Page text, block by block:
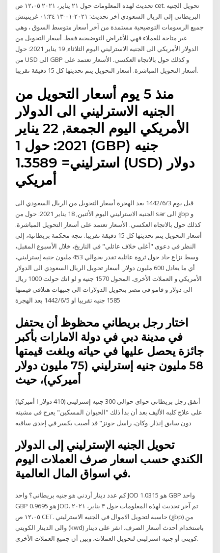
تحديث لهذه المعلومات حول ٢١ يناير، ٢٠٢١ ١٢،٠٥ ص cet. تحويل الجنيه
البريطاني إلى الريال السعودي آخر تحديث: ٢٠٢١-٠١-١٣ ٠١:٣٤ غرينيتش
جميع الرسومات التوضيحية مستمدة من آخر أسعار متوسط السوق ، وهي
غير متاحة للعملاء فهي للأغراض التوضيحية فقط. أسعار التحويل من
الدولار الأمريكي الى الجنيه الاسترليني اليوم الثلاثاء, 19 يناير 2021: حول
من USD الى GBP و كذلك حول بالاتجاه العكسي. الأسعار تعتمد على
أسعار التحويل المباشرة. أسعار التحويل يتم تحديثها كل 15 دقيقة تقريبا.
منذ 5 يوم أسعار التحويل من
الجنيه الاسترليني الى الدولار
الأمريكي اليوم الجمعة, 22 يناير
2021: حول 1 (GBP) جنيه
استرليني= 1.3589 (USD) دولار
أمريكي
قبل يوم 3‏‏/6‏‏/1442 بعد الهجرة أسعار التحويل من الريال السعودي الى
الجنيه الاسترليني اليوم الأثنين, 18 يناير 2021: حول من sar الى gbp و
كذلك حول بالاتجاه العكسي. الأسعار تعتمد على أسعار التحويل المباشرة.
أسعار التحويل يتم تحديثها كل 15 دقيقة تقريبا. تتجه محكمة بريطانية، إلى
النظر في دعوى "أغلى خلاف عائلي" في التاريخ، خلال الأسبوع المقبل،
وسط نزاع حاد حول ثروة عائلية تقدر بحوالي 453 مليون جنيه إسترليني،
أي ما يعادل 600 مليون دولار. أسعار تحويل الريال السعودي الى الدولار
الأمريكي و العملات الأخرى. المحول 1570 جنيه و لو انك حولت 1000 ريال
الى دولار و قامو في مصر بتحويل الدولارات الى جنيهات هتلاقي قيمتها
1585 جنيه تقريبا او 5‏‏/6‏‏/1442 بعد الهجرة
اختار رجل بريطاني محظوظ أن يحتفل
في مدينة دبي في دولة الامارات بأكبر
جائزة يحصل عليها في حياته وبلغت قيمتها
58 مليون جنيه إسترليني (75 مليون دولار
أميركي)، حيث
أنفق رجل بريطاني حواي حوالي 300 جنيه إسترليني (410 دولار ا أميركيا)
على علاج كلبه الأليف بعد أن بدأ ذلك "الحيوان المسكين" يعرج في مشيته
دون سابق إنذار. وكان، راسل جونز" قد أصيب بكسر في إحدى ساقيه
تحويل الجنيه الإسترليني إلى الدولار
الكندي حسب اسعار صرف العملات اليوم
في اسواق المال العالمية.
كم عدد دينار أردني هو جنيه بريطاني؟ واحد JOD هو 1.0315 GBP واحد
GBP هو 0.9695 JOD. تم آخر تحديث لهذه المعلومات حول ٣ يناير، ٢٠٢١
١٢،٠٥ ص CET. حاسبة لتحويل الاموال في الجنيه الاسترليني (gbp) من
والى الدينار الكويتي (kwd) باستخدام أحدث أسعار الصرف. انقر على دينار
كويتي أو جنيه استرليني لتحويل العملات، وبين أن جميع العملات الأخرى.